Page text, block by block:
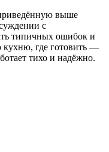
выше
с
типичных ошибок и
кухню, где готовить —
тихо и надёжно.